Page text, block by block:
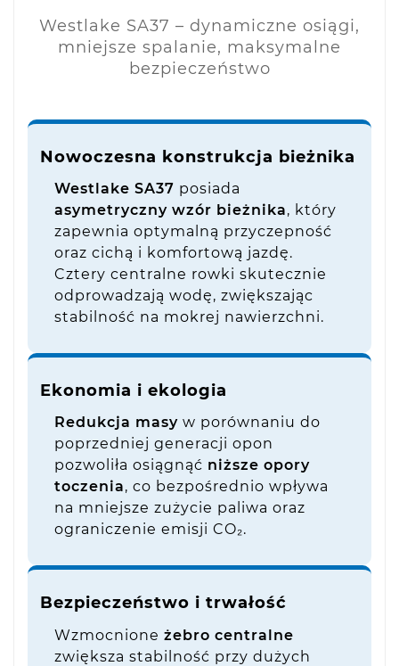
Westlake SA37 – dynamiczne osiągi,
mniejsze spalanie, maksymalne
bezpieczeństwo
Nowoczesna konstrukcja bieżnika
Westlake SA37 posiada
asymetryczny wzór bieżnika, który
zapewnia optymalną przyczepność
oraz cichą i komfortową jazdę.
Cztery centralne rowki skutecznie
odprowadzają wodę, zwiększając
stabilność na mokrej nawierzchni.
Ekonomia i ekologia
Redukcja masy w porównaniu do
poprzedniej generacji opon
pozwoliła osiągnąć niższe opory
toczenia, co bezpośrednio wpływa
na mniejsze zużycie paliwa oraz
ograniczenie emisji CO₂.
Bezpieczeństwo i trwałość
Wzmocnione żebro centralne
zwiększa stabilność przy dużych